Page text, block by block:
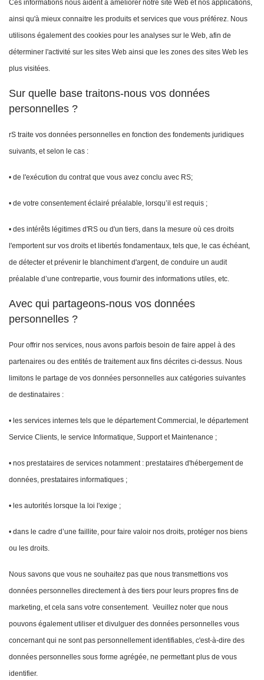
Ces informations nous aident à améliorer notre site Web et nos applications,
ainsi qu'à mieux connaitre les produits et services que vous préférez. Nous
utilisons également des cookies pour les analyses sur le Web, afin de
déterminer l'activité sur les sites Web ainsi que les zones des sites Web les
plus visitées.
Sur quelle base traitons-nous vos données
personnelles ?
rS traite vos données personnelles en fonction des fondements juridiques
suivants, et selon le cas :
• de l'exécution du contrat que vous avez conclu avec RS;
• de votre consentement éclairé préalable, lorsqu’il est requis ;
• des intérêts légitimes d'RS ou d'un tiers, dans la mesure où ces droits
l'emportent sur vos droits et libertés fondamentaux, tels que, le cas échéant,
de détecter et prévenir le blanchiment d'argent, de conduire un audit
préalable d’une contrepartie, vous fournir des informations utiles, etc.
Avec qui partageons-nous vos données
personnelles ?
Pour offrir nos services, nous avons parfois besoin de faire appel à des
partenaires ou des entités de traitement aux fins décrites ci-dessus. Nous
limitons le partage de vos données personnelles aux catégories suivantes
de destinataires :
• les services internes tels que le département Commercial, le département
Service Clients, le service Informatique, Support et Maintenance ;
• nos prestataires de services notamment : prestataires d'hébergement de
données, prestataires informatiques ;
• les autorités lorsque la loi l'exige ;
• dans le cadre d’une faillite, pour faire valoir nos droits, protéger nos biens
ou les droits.
Nous savons que vous ne souhaitez pas que nous transmettions vos
données personnelles directement à des tiers pour leurs propres fins de
marketing, et cela sans votre consentement. Veuillez noter que nous
pouvons également utiliser et divulguer des données personnelles vous
concernant qui ne sont pas personnellement identifiables, c'est-à-dire des
données personnelles sous forme agrégée, ne permettant plus de vous
identifier.